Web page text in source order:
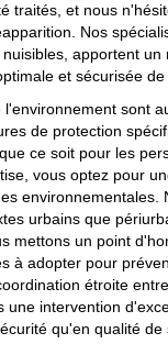
traités, et nous
Nos
apportent un
et sécurisée
l'environnement sont
de protection
ce soit pour les
vous optez pour
environnementales.
urbains que
mettons un point
à adopter pour
étroite
intervention
qu'en qualité de